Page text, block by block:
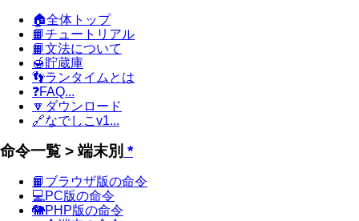
🏠全体トップ
📙チュートリアル
📙文法について
🍯貯蔵庫
👣ランタイムとは
❓FAQ...
🔽ダウンロード
🔗なでしこv1...
命令一覧 > 端末別 *
📙ブラウザ版の命令
💻PC版の命令
🐘PHP版の命令